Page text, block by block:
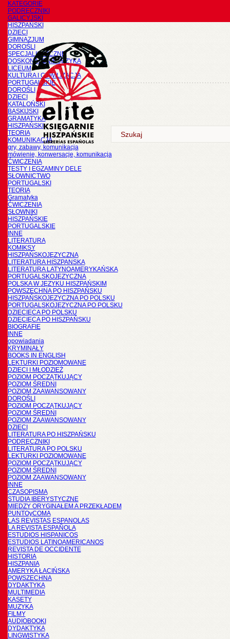
KATEGORIE
PODRĘCZNIKI
GALICYJSKI
HISZPAŃSKI
DZIECI
GIMNAZJUM
DOROŚLI
SPECJALISTYCZNE
DOSKONALENIE JĘZYKA
LICEUM
KULTURA I CYWILIZACJA
PORTUGALSKIE
DOROŚLI
DZIECI
KATALOŃSKI
BASKIJSKI
GRAMATYKA
HISZPAŃSKI
TEORIA
KOMUNIKACJA
gry, zabawy, komunikacja
mówienie, konwersacje, komunikacja
ĆWICZENIA
TESTY I EGZAMINY DELE
SŁOWNICTWO
PORTUGALSKI
TEORIA
Gramatyka
ĆWICZENIA
SŁOWNIKI
HISZPAŃSKIE
PORTUGALSKIE
INNE
LITERATURA
KOMIKSY
HISZPAŃSKOJĘZYCZNA
LITERATURA HISZPANSKA
LITERATURA LATYNOAMERYKAŃSKA
PORTUGALSKOJĘZYCZNA
POLSKA W JĘZYKU HISZPAŃSKIM
POWSZECHNA PO HISZPAŃSKU
HISZPAŃSKOJĘZYCZNA PO POLSKU
PORTUGALSKOJĘZYCZNA PO POLSKU
DZIECIĘCA PO POLSKU
DZIECIĘCA PO HISZPAŃSKU
BIOGRAFIE
INNE
opowiadania
KRYMINAŁY
BOOKS IN ENGLISH
LEKTURKI POZIOMOWANE
DZIECI I MŁODZIEŻ
POZIOM POCZĄTKUJĄCY
POZIOM ŚREDNI
POZIOM ZAAWANSOWANY
DOROŚLI
POZIOM POCZĄTKUJĄCY
POZIOM ŚREDNI
POZIOM ZAAWANSOWANY
DZIECI
LITERATURA PO HISZPAŃSKU
PODRĘCZNIKI
LITERATURA PO POLSKU
LEKTURKI POZIOMOWANE
POZIOM POCZĄTKUJĄCY
POZIOM ŚREDNI
POZIOM ZAAWANSOWANY
INNE
CZASOPISMA
STUDIA IBERYSTYCZNE
MIĘDZY ORYGINAŁEM A PRZEKŁADEM
PUNTOyCOMA
LAS REVISTAS ESPANOLAS
LA REVISTA ESPAÑOLA
ESTUDIOS HISPANICOS
ESTUDIOS LATINOAMERICANOS
REVISTA DE OCCIDENTE
HISTORIA
HISZPANIA
AMERYKA ŁACIŃSKA
POWSZECHNA
DYDAKTYKA
MULTIMEDIA
KASETY
MUZYKA
FILMY
AUDIOBOOKI
DYDAKTYKA
LINGWISTYKA